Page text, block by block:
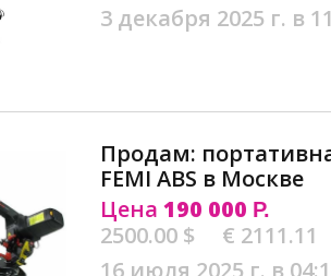
3 декабря 2025 г. в
Продам:
FEMI ABS в Москве
Цена 190 000 Р.
2500.00 $
€ 2111.11